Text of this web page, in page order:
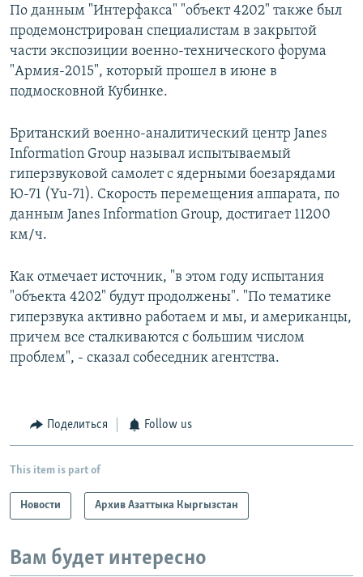
По данным "Интерфакса" "объект 4202" также был
продемонстрирован специалистам в закрытой
части экспозиции военно-технического форума
"Армия-2015", который прошел в июне в
подмосковной Кубинке.
Британский военно-аналитический центр Janes
Information Group называл испытываемый
гиперзвуковой самолет с ядерными боезарядами
Ю-71 (Yu-71). Скорость перемещения аппарата, по
данным Janes Information Group, достигает 11200
км/ч.
Как отмечает источник, "в этом году испытания
"объекта 4202" будут продолжены". "По тематике
гиперзвука активно работаем и мы, и американцы,
причем все сталкиваются с большим числом
проблем", - сказал собеседник агентства.
Поделиться Follow us
This item is part of
Новости Архив Азаттыка Кыргызстан
Вам будет интересно